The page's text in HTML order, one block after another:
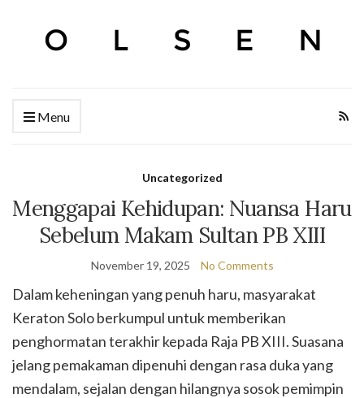
Menu
Uncategorized
Menggapai Kehidupan: Nuansa Haru
Sebelum Makam Sultan PB XIII
November 19, 2025 No Comments
Dalam keheningan yang penuh haru, masyarakat
Keraton Solo berkumpul untuk memberikan
penghormatan terakhir kepada Raja PB XIII. Suasana
jelang pemakaman dipenuhi dengan rasa duka yang
mendalam, sejalan dengan hilangnya sosok pemimpin